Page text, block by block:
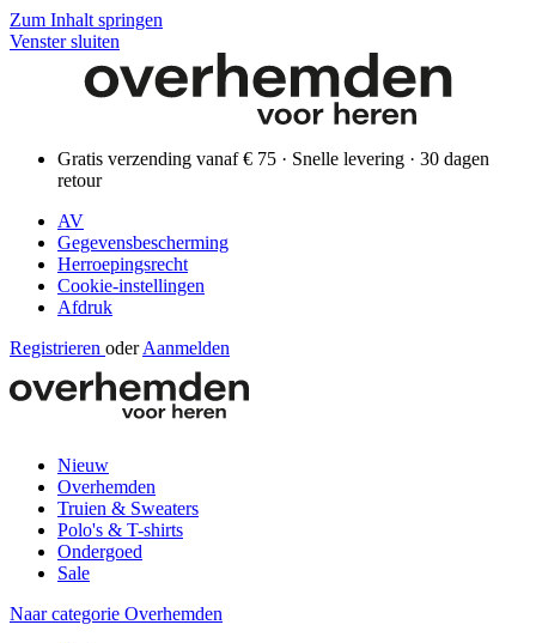
Zum Inhalt springen
Venster sluiten
Gratis verzending vanaf € 75 · Snelle levering · 30 dagen
retour
AV
Gegevensbescherming
Herroepingsrecht
Cookie-instellingen
Afdruk
Registrieren oder Aanmelden
Nieuw
Overhemden
Truien & Sweaters
Polo's & T-shirts
Ondergoed
Sale
Naar categorie Overhemden